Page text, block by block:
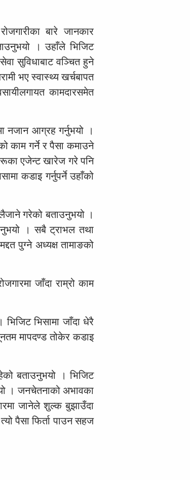
बारे जानकार
। उहाँले भिजिट
सुविधाबाट वञ्चित हुने
भए स्वास्थ्य खर्चबापत
कामदारसमेत
नजान आग्रह गर्नुभयो ।
काम गर्ने र पैसा कमाउने
एजेन्ट खारेज गरे पनि
कडाइ गर्नुपर्ने उहाँको
गरेको बताउनुभयो ।
। सबै ट्राभल तथा
पुग्ने अध्यक्ष तामाङको
जाँदा राम्रो काम
भिसामा जाँदा धेरै
मापदण्ड तोकेर कडाइ
बताउनुभयो । भिजिट
। जनचेतनाको अभावका
जानेले शुल्क बुझाउँदा
पैसा फिर्ता पाउन सहज